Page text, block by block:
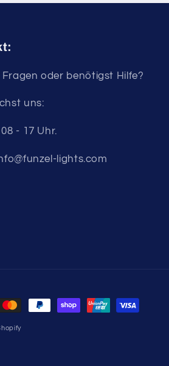
Fragen oder benötigst Hilfe?
uns:
- 17 Uhr.
lights.com